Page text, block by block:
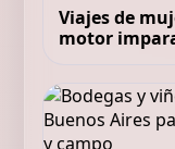
Viajes de
motor